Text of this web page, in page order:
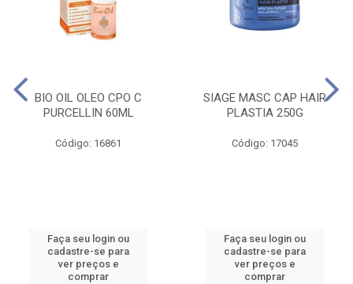
BIO OIL OLEO CPO C
PURCELLIN 60ML
Código: 16861
Faça seu login ou
cadastre-se para
ver preços e
comprar
SIAGE MASC CAP HAIR
PLASTIA 250G
Código: 17045
Faça seu login ou
cadastre-se para
ver preços e
comprar